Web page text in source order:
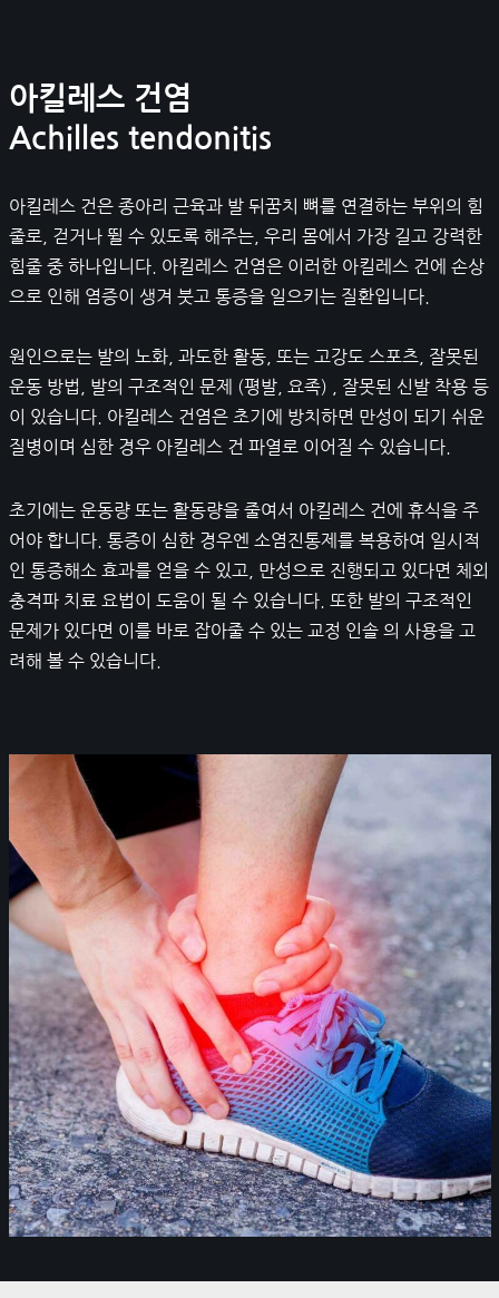
아킬레스 건염
Achilles tendonitis
아킬레스 건은 종아리 근육과 발 뒤꿈치 뼈를 연결하는 부위의 힘
줄로, 걷거나 뛸 수 있도록 해주는, 우리 몸에서 가장 길고 강력한
힘줄 중 하나입니다. 아킬레스 건염은 이러한 아킬레스 건에 손상
으로 인해 염증이 생겨 붓고 통증을 일으키는 질환입니다.
원인으로는 발의 노화, 과도한 활동, 또는 고강도 스포츠, 잘못된
운동 방법, 발의 구조적인 문제 (평발, 요족) , 잘못된 신발 착용 등
이 있습니다. 아킬레스 건염은 초기에 방치하면 만성이 되기 쉬운
질병이며 심한 경우 아킬레스 건 파열로 이어질 수 있습니다.
초기에는 운동량 또는 활동량을 줄여서 아킬레스 건에 휴식을 주
어야 합니다. 통증이 심한 경우엔 소염진통제를 복용하여 일시적
인 통증해소 효과를 얻을 수 있고, 만성으로 진행되고 있다면 체외
충격파 치료 요법이 도움이 될 수 있습니다. 또한 발의 구조적인
문제가 있다면 이를 바로 잡아줄 수 있는 교정 인솔 의 사용을 고
려해 볼 수 있습니다.